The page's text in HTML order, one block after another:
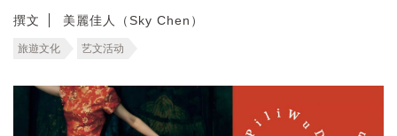
撰文 美麗佳人（Sky Chen）
旅遊文化 艺文活动